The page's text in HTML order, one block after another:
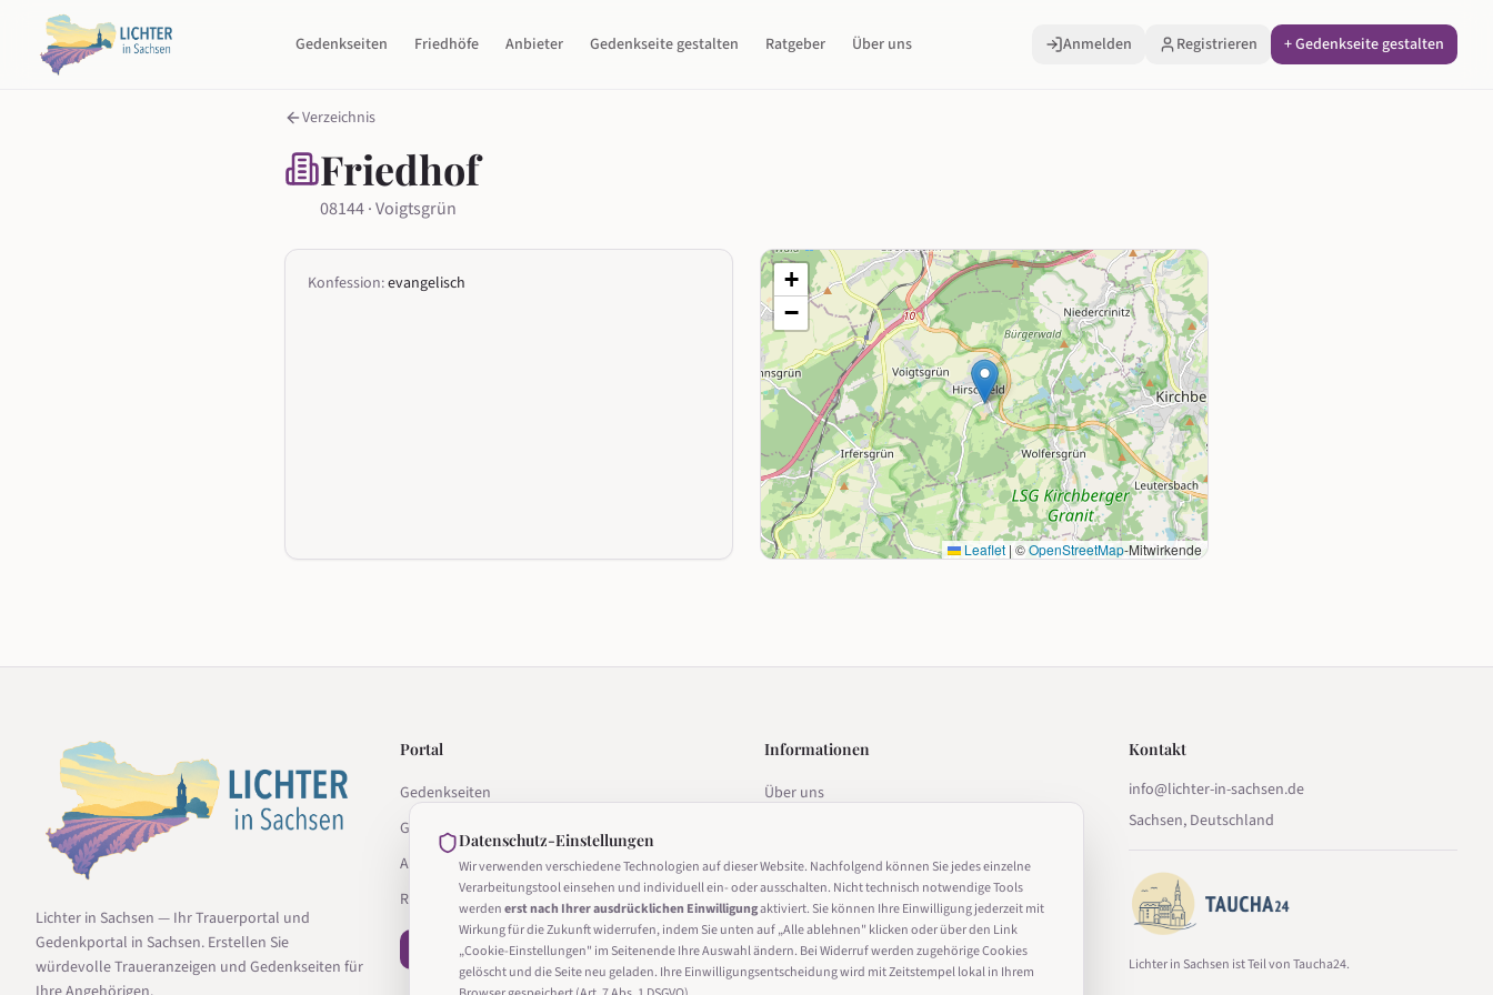
Gedenkseiten Friedhöfe Anbieter Gedenkseite gestalten Ratgeber Über uns Anmelden Registrieren + Gedenkseite gestalten
Verzeichnis
Friedhof
08144 · Voigtsgrün
Konfession:evangelisch
+
−
Leaflet | ©OpenStreetMap-Mitwirkende
Lichter in Sachsen — Ihr Trauerportal und
Gedenkportal in Sachsen. Erstellen Sie
würdevolle Traueranzeigen und Gedenkseiten für
Portal
Gedenkseiten
Gedenkseite gestalten
Anbieter
Ratgeber
− Vertrag widerrufen
Informationen
Über uns
Impressum
Nutzungsbedingungen
Cookie-Einstellungen
Kontakt
info@lichter-in-sachsen.de
Sachsen, Deutschland
Lichter in Sachsen ist Teil von Taucha24.
Datenschutz-Einstellungen
Wir verwenden verschiedene Technologien auf dieser Website. Nachfolgend können Sie jedes einzelne
Verarbeitungstool einsehen und individuell ein- oder ausschalten. Nicht technisch notwendige Tools
werdenerst nach Ihrer ausdrücklichen Einwilligungaktiviert. Sie können Ihre Einwilligung jederzeit mit
Wirkung für die Zukunft widerrufen, indem Sie unten auf „Alle ablehnen" klicken oder über den Link
„Cookie-Einstellungen" im Seitenende Ihre Auswahl ändern. Bei Widerruf werden zugehörige Cookies
gelöscht und die Seite neu geladen. Ihre Einwilligungsentscheidung wird mit Zeitstempel lokal in Ihrem